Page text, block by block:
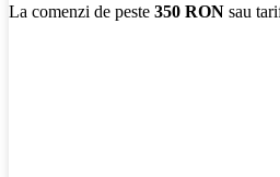
La comenzi de peste 350 RON sau